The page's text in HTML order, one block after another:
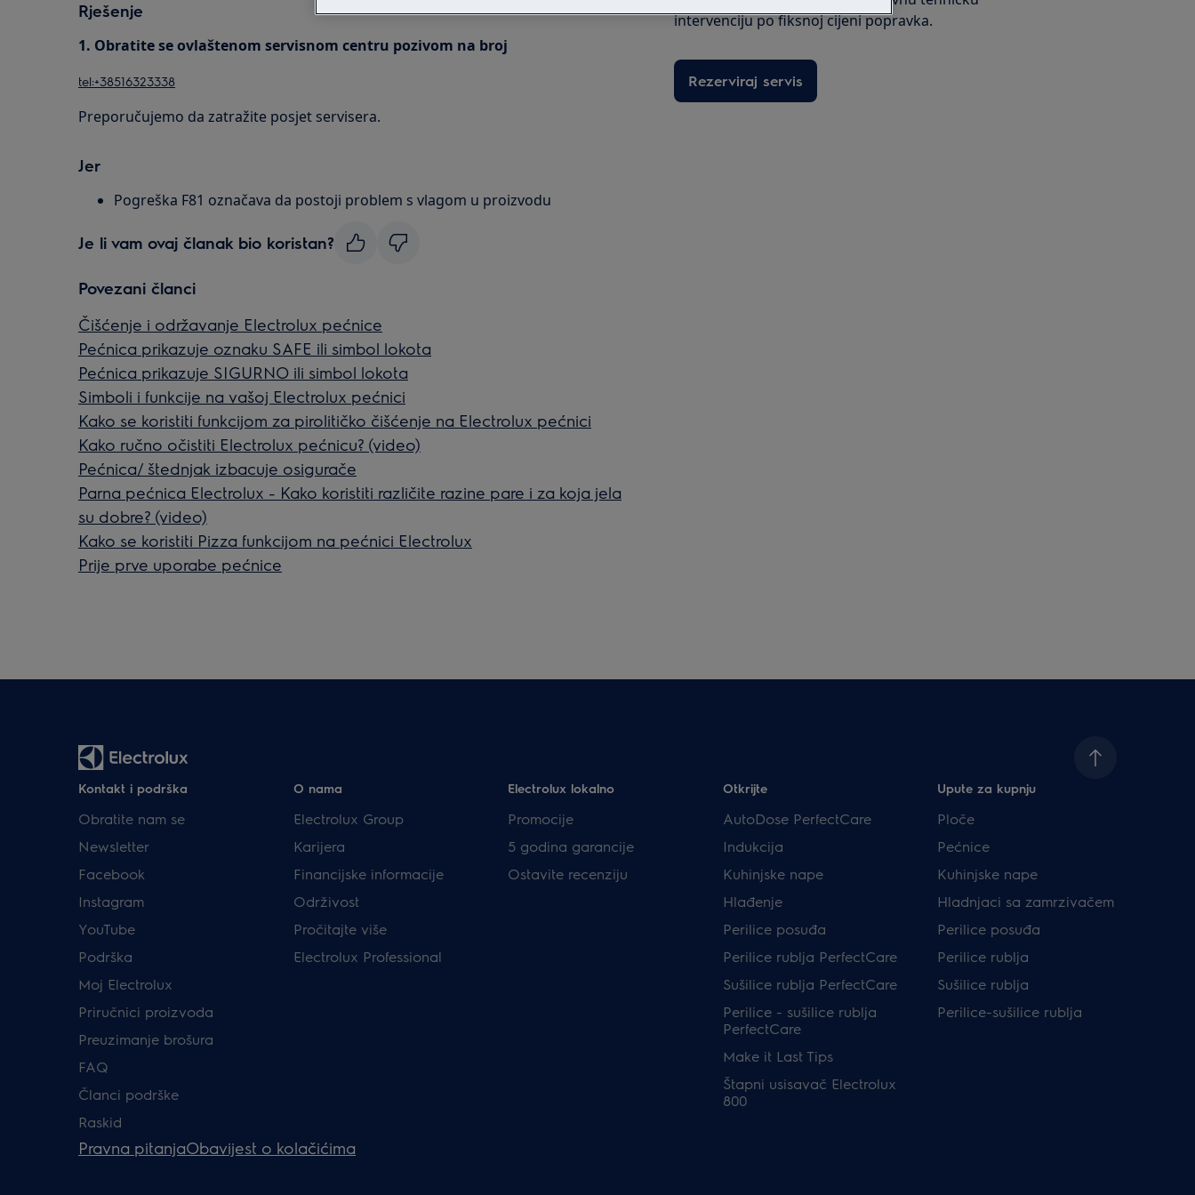
Rješenje
1. Obratite se ovlaštenom servisnom centru pozivom na broj
tel:+38516323338
Preporučujemo da zatražite posjet servisera.
Jer
Pogreška F81 označava da postoji problem s vlagom u proizvodu
Je li vam ovaj članak bio koristan?
Povezani članci
Čišćenje i održavanje Electrolux pećnice
Pećnica prikazuje oznaku SAFE ili simbol lokota
Pećnica prikazuje SIGURNO ili simbol lokota
Simboli i funkcije na vašoj Electrolux pećnici
Kako se koristiti funkcijom za pirolitičko čišćenje na Electrolux pećnici
Kako ručno očistiti Electrolux pećnicu? (video)
Pećnica/ štednjak izbacuje osigurače
Parna pećnica Electrolux - Kako koristiti različite razine pare i za koja jela
su dobre? (video)
Kako se koristiti Pizza funkcijom na pećnici Electrolux
Prije prve uporabe pećnice
intervenciju po fiksnoj cijeni popravka.
Rezerviraj servis
Kontakt i podrška
Obratite nam se
Newsletter
Facebook
Instagram
YouTube
Podrška
Moj Electrolux
Priručnici proizvoda
Preuzimanje brošura
FAQ
Članci podrške
Raskid
O nama
Electrolux Group
Karijera
Financijske informacije
Održivost
Pročitajte više
Electrolux Professional
Electrolux lokalno
Promocije
5 godina garancije
Ostavite recenziju
Otkrijte
AutoDose PerfectCare
Indukcija
Kuhinjske nape
Hlađenje
Perilice posuđa
Perilice rublja PerfectCare
Sušilice rublja PerfectCare
Perilice - sušilice rublja
PerfectCare
Make it Last Tips
Štapni usisavač Electrolux
800
Upute za kupnju
Ploče
Pećnice
Kuhinjske nape
Hladnjaci sa zamrzivačem
Perilice posuđa
Perilice rublja
Sušilice rublja
Perilice-sušilice rublja
Pravna pitanjaObavijest o kolačićima